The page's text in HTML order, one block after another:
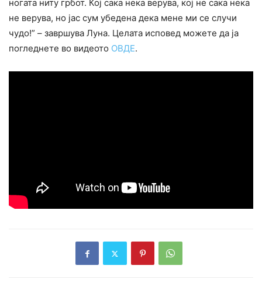
ногата ниту грбот. Кој сака нека верува, кој не сака нека
не верува, но јас сум убедена дека мене ми се случи
чyдо!” – завршува Луна. Целата исповед можете да ја
погледнете во видеото ОВДЕ.